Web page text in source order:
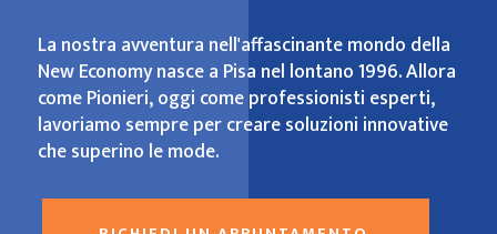
La nostra avventura nell'affascinante mondo della
New Economy nasce a Pisa nel lontano 1996. Allora
come Pionieri, oggi come professionisti esperti,
lavoriamo sempre per creare soluzioni innovative
che superino le mode.